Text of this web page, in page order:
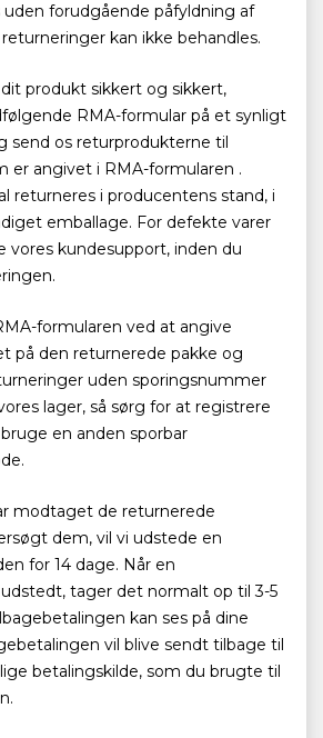
uden forudgående påfyldning af
kan ikke behandles.
produkt sikkert og sikkert,
RMA-formular på et synligt
send os returprodukterne til
er angivet i RMA-formularen .
returneres i producentens stand, i
emballage. For defekte varer
vores kundesupport, inden du
formularen ved at angive
på den returnerede pakke og
uden sporingsnummer
lager, så sørg for at registrere
en anden sporbar
modtaget de returnerede
dem, vil vi udstede en
for 14 dage. Når en
tager det normalt op til 3-5
kan ses på dine
vil blive sendt tilbage til
betalingskilde, som du brugte til